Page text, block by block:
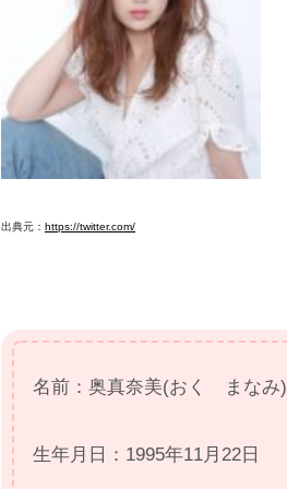
出典元： https://twitter.com/
名前：奥真奈美(おく まなみ)
生年月日：1995年11月22日